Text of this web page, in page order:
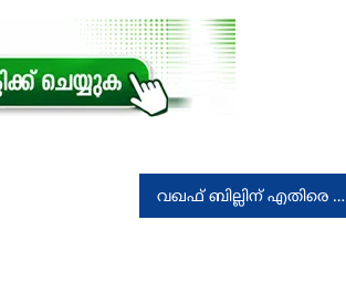
വഖഫ് ബില്ലിന് എതിരെ പ്രതിഷേധം സംഘടിപ്പിച്ചു